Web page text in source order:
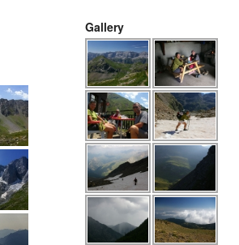
Gallery